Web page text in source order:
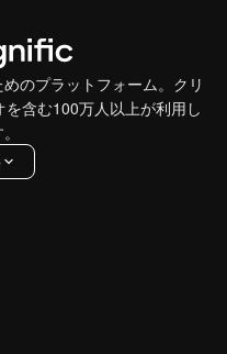
のプラットフォーム。クリ
含む100万人以上が利用し